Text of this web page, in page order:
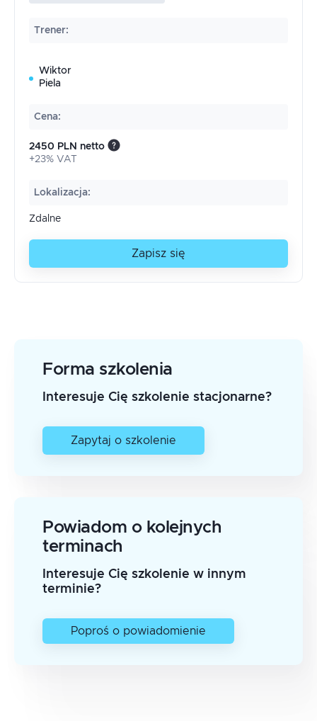
Trener:
Wiktor
Piela
Cena:
2450 PLN netto
+23% VAT
Lokalizacja:
Zdalne
Zapisz się
Forma szkolenia
Interesuje Cię szkolenie stacjonarne?
Zapytaj o szkolenie
Powiadom o kolejnych
terminach
Interesuje Cię szkolenie w innym
terminie?
Poproś o powiadomienie